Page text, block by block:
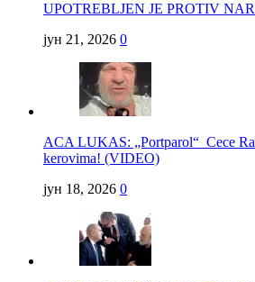
UPOTREBLJEN JE PROTIV
јун 21, 2026 0
ACA LUKAS: „Portparol“ Cece
kerovima! (VIDEO)
јун 18, 2026 0